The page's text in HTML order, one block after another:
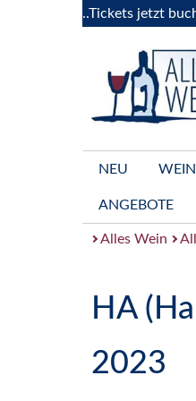
jetzt buchen!
NEU
ANGEBOTE
Alles Wein
HA
2023